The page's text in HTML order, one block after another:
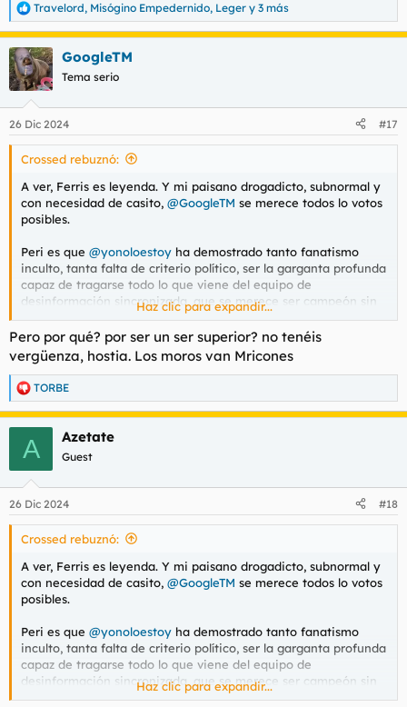
R
e
a
c
c
i
e
s
Travelord, Misógino Empedernido, Leger y 3 más
GoogleTM
Tema serio
26 Dic 2024 #17
Crossed rebuznó:
A ver, Ferris es leyenda. Y mi paisano drogadicto, subnormal y
con necesidad de casito, @GoogleTM se merece todos lo votos
posibles.
Peri es que @yonoloestoy ha demostrado tanto fanatismo
inculto, tanta falta de criterio político, ser la garganta profunda
capaz de tragarse todo lo que viene del equipo de
desinformación sincronizada, que se merece ser campeón sin
discusión.
Haz clic para expandir...
Pero por qué? por ser un ser superior? no tenéis
vergüenza, hostia. Los moros van Mricones
R
e
a
e
s
TORBE
A Azetate
Guest
26 Dic 2024 #18
Crossed rebuznó:
A ver, Ferris es leyenda. Y mi paisano drogadicto, subnormal y
con necesidad de casito, @GoogleTM se merece todos lo votos
posibles.
Peri es que @yonoloestoy ha demostrado tanto fanatismo
inculto, tanta falta de criterio político, ser la garganta profunda
capaz de tragarse todo lo que viene del equipo de
desinformación sincronizada, que se merece ser campeón sin
discusión.
Haz clic para expandir...